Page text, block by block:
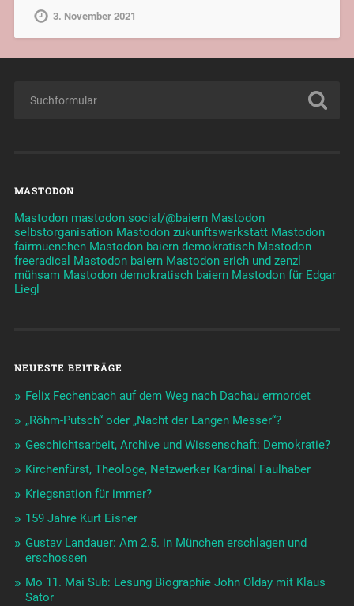
3. November 2021
MASTODON
Mastodon mastodon.social/@baiern Mastodon
selbstorganisation Mastodon zukunftswerkstatt Mastodon
fairmuenchen Mastodon baiern demokratisch Mastodon
freeradical Mastodon baiern Mastodon erich und zenzl
mühsam Mastodon demokratisch baiern Mastodon für Edgar
Liegl
NEUESTE BEITRÄGE
Felix Fechenbach auf dem Weg nach Dachau ermordet
„Röhm-Putsch“ oder „Nacht der Langen Messer“?
Geschichtsarbeit, Archive und Wissenschaft: Demokratie?
Kirchenfürst, Theologe, Netzwerker Kardinal Faulhaber
Kriegsnation für immer?
159 Jahre Kurt Eisner
Gustav Landauer: Am 2.5. in München erschlagen und
erschossen
Mo 11. Mai Sub: Lesung Biographie John Olday mit Klaus
Sator